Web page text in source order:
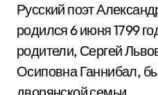
Русский поэт
родился 6 июня 1799
родители, Сергей
Осиповна Ганнибал,